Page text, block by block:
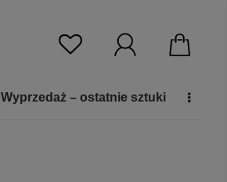
Wyprzedaż – ostatnie sztuki